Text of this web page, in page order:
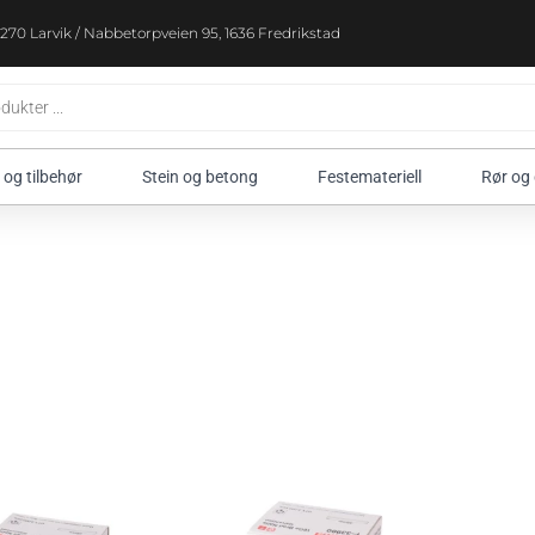
Larvik / Nabbetorpveien 95, 1636 Fredrikstad
tilbehør Stein og betong Festemateriell Rør